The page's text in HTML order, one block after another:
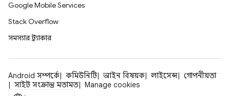
Google Mobile Services
Stack Overflow
সমস্যার ট্র্যাকার
Android সম্পর্কে কমিউনিটি আইন বিষয়ক লাইসেন্স
গোপনীয়তা
সাইট সংক্রান্ত মতামত
Manage cookies